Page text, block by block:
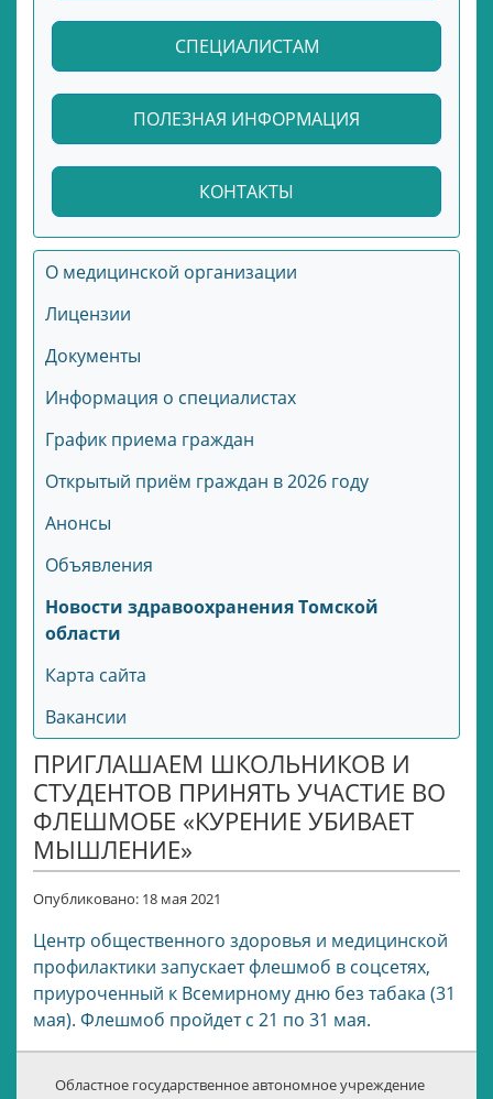
СПЕЦИАЛИСТАМ
ПОЛЕЗНАЯ ИНФОРМАЦИЯ
КОНТАКТЫ
О медицинской организации
Лицензии
Документы
Информация о специалистах
График приема граждан
Открытый приём граждан в 2026 году
Анонсы
Объявления
Новости здравоохранения Томской
области
Карта сайта
Вакансии
ПРИГЛАШАЕМ ШКОЛЬНИКОВ И
СТУДЕНТОВ ПРИНЯТЬ УЧАСТИЕ ВО
ФЛЕШМОБЕ «КУРЕНИЕ УБИВАЕТ
МЫШЛЕНИЕ»
Опубликовано: 18 мая 2021
Центр общественного здоровья и медицинской
профилактики запускает флешмоб в соцсетях,
приуроченный к Всемирному дню без табака (31
мая). Флешмоб пройдет с 21 по 31 мая.
Областное государственное автономное учреждение